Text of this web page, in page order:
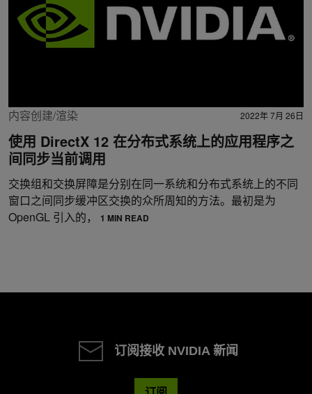
内容创建/渲染 2022年 7月 26日
使用 DirectX 12 在分布式系统上的应用程序之
间同步当前调用
交换组和交换屏障是分别在同一系统和分布式系统上的不同
窗口之间同步缓冲区交换的众所周知的方法。最初是为
OpenGL 引入的，
1 MIN READ
订阅接收 NVIDIA 新闻